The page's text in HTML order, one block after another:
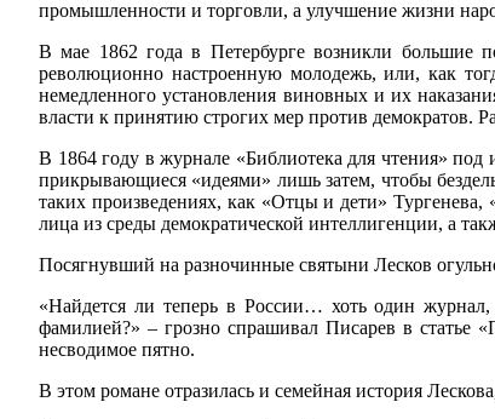
промышленности и торговли, а улучшение жизни
В мае 1862 года в Петербурге возникли большие
революционно настроенную молодежь, или, как
немедленного установления виновных и их
власти к принятию строгих мер против демократов.
В 1864 году в журнале «Библиотека для чтения»
прикрывающиеся «идеями» лишь затем, чтобы
таких произведениях, как «Отцы и дети»
лица из среды демократической интеллигенции, а
Посягнувший на разночинные святыни Лесков
«Найдется ли теперь в России… хоть один
фамилией?» – грозно спрашивал Писарев в статье
несводимое пятно.
В этом романе отразилась и семейная история